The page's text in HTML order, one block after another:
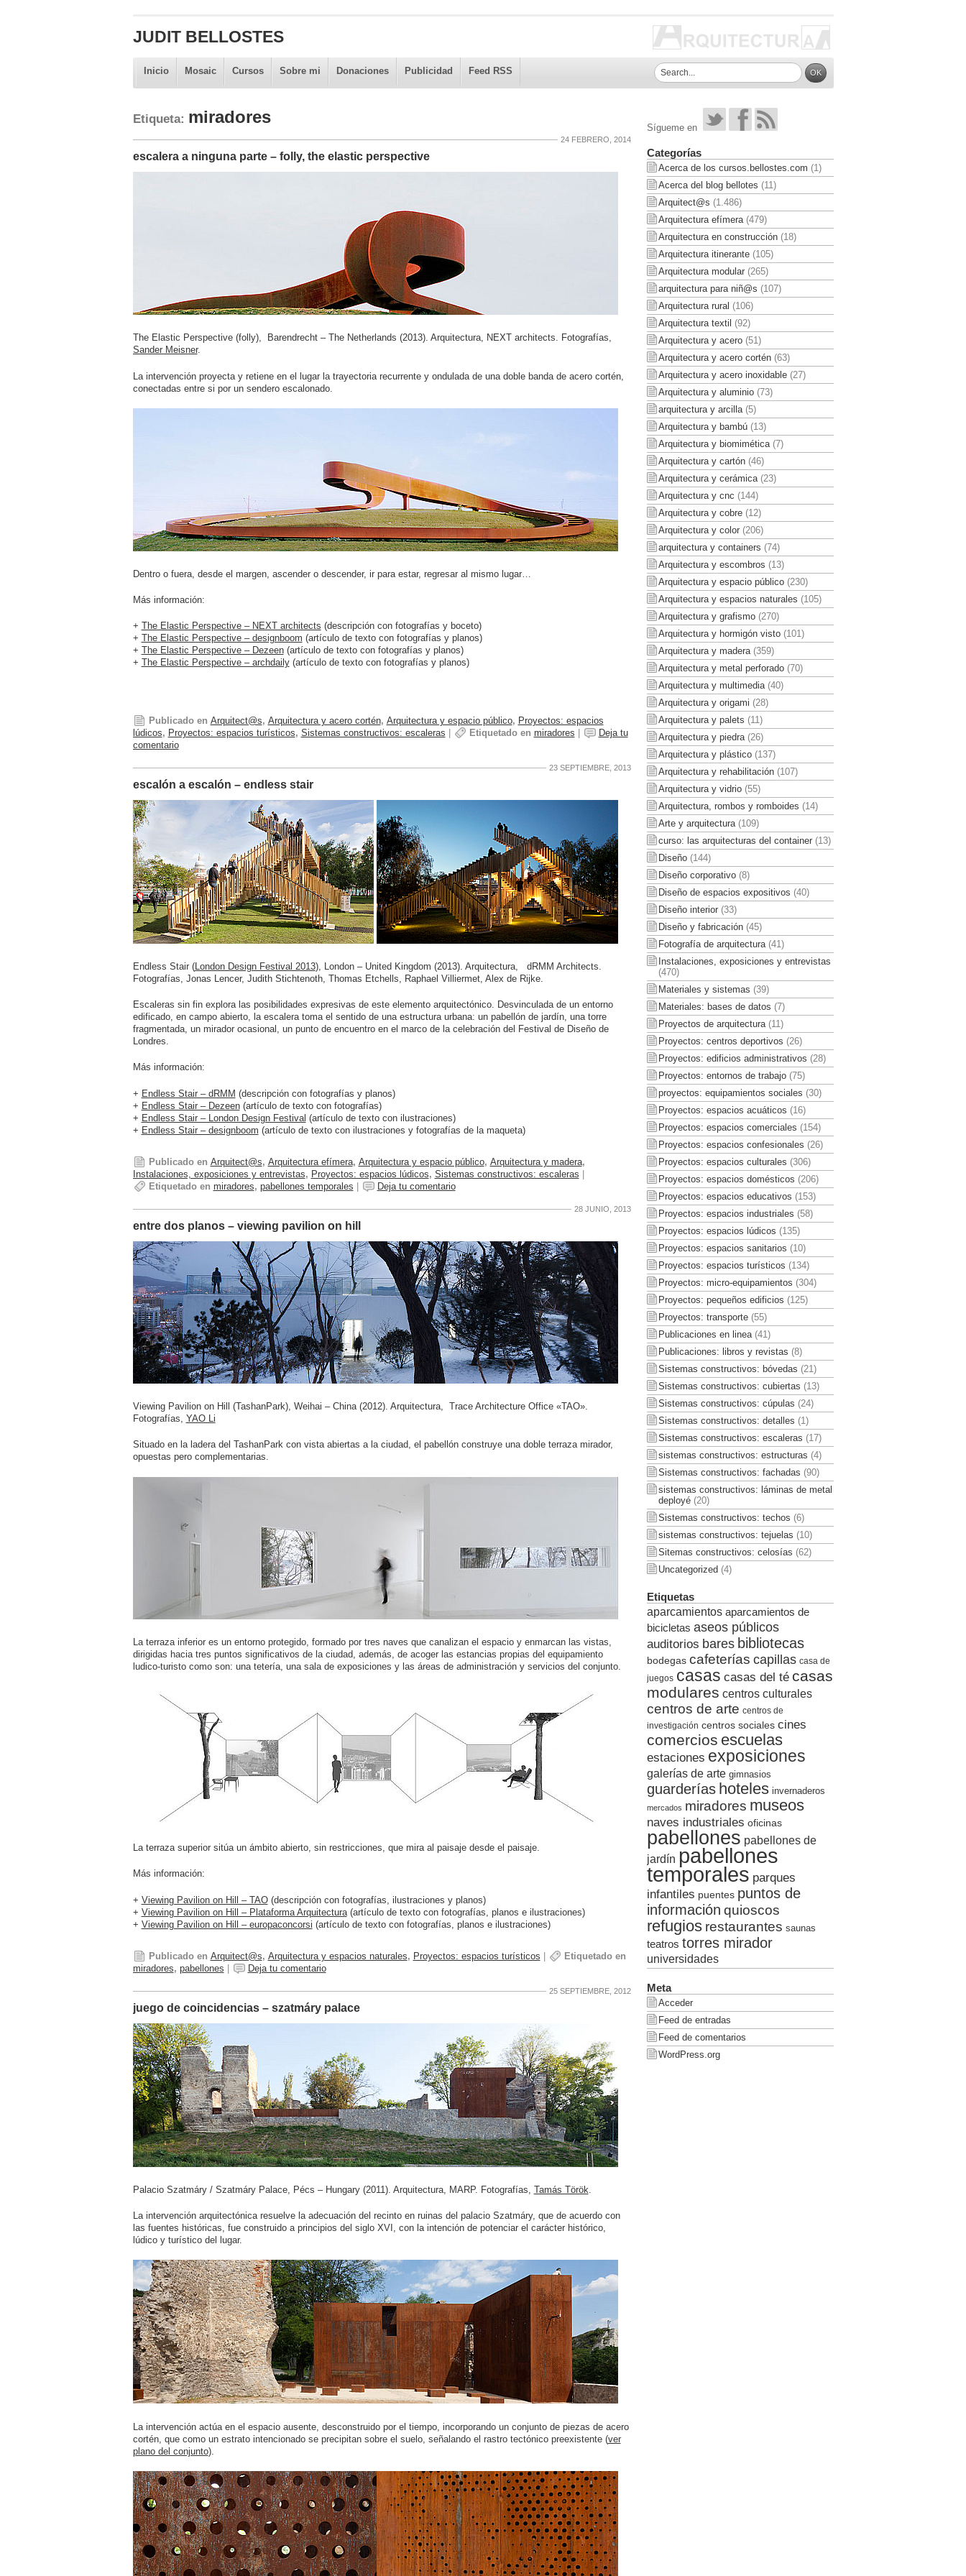
JUDIT BELLOSTES
Inicio Mosaic Cursos Sobre mi Donaciones Publicidad Feed RSS
Etiqueta: miradores
24 FEBRERO, 2014
escalera a ninguna parte – folly, the elastic perspective
The Elastic Perspective (folly), Barendrecht – The Netherlands (2013). Arquitectura, NEXT architects. Fotografías,
Sander Meisner.
La intervención proyecta y retiene en el lugar la trayectoria recurrente y ondulada de una doble banda de acero cortén,
conectadas entre si por un sendero escalonado.
Dentro o fuera, desde el margen, ascender o descender, ir para estar, regresar al mismo lugar…
Más información:
+ The Elastic Perspective – NEXT architects (descripción con fotografías y boceto)
+ The Elastic Perspective – designboom (artículo de texto con fotografías y planos)
+ The Elastic Perspective – Dezeen(artículo de texto con fotografías y planos)
+ The Elastic Perspective – archdaily(artículo de texto con fotografías y planos)
Publicado en Arquitect@s, Arquitectura y acero cortén, Arquitectura y espacio público, Proyectos: espacios
lúdicos, Proyectos: espacios turísticos, Sistemas constructivos: escaleras Etiquetado en miradores
Deja tu
comentario
23 SEPTIEMBRE, 2013
escalón a escalón – endless stair
Endless Stair (London Design Festival 2013), London – United Kingdom (2013). Arquitectura, dRMM Architects.
Fotografías, Jonas Lencer, Judith Stichtenoth, Thomas Etchells, Raphael Villiermet, Alex de Rijke.
Escaleras sin fin explora las posibilidades expresivas de este elemento arquitectónico. Desvinculada de un entorno
edificado, en campo abierto, la escalera toma el sentido de una estructura urbana: un pabellón de jardín, una torre
fragmentada, un mirador ocasional, un punto de encuentro en el marco de la celebración del Festival de Diseño de
Londres.
Más información:
+ Endless Stair – dRMM (descripción con fotografías y planos)
+ Endless Stair – Dezeen(artículo de texto con fotografías)
+ Endless Stair – London Design Festival (artículo de texto con ilustraciones)
+ Endless Stair – designboom (artículo de texto con ilustraciones y fotografías de la maqueta)
Publicado en Arquitect@s, Arquitectura efímera, Arquitectura y espacio público, Arquitectura y madera,
Instalaciones, exposiciones y entrevistas, Proyectos: espacios lúdicos, Sistemas constructivos: escaleras
Etiquetado en miradores, pabellones temporales Deja tu comentario
28 JUNIO, 2013
entre dos planos – viewing pavilion on hill
Viewing Pavilion on Hill (TashanPark), Weihai – China (2012). Arquitectura, Trace Architecture Office «TAO».
Fotografías, YAO Li
Situado en la ladera del TashanPark con vista abiertas a la ciudad, el pabellón construye una doble terraza mirador,
opuestas pero complementarias.
La terraza inferior es un entorno protegido, formado por tres naves que canalizan el espacio y enmarcan las vistas,
dirigidas hacia tres puntos significativos de la ciudad, además, de acoger las estancias propias del equipamiento
ludico-turisto como son: una tetería, una sala de exposiciones y las áreas de administración y servicios del conjunto.
La terraza superior sitúa un ámbito abierto, sin restricciones, que mira al paisaje desde el paisaje.
Más información:
+ Viewing Pavilion on Hill – TAO(descripción con fotografías, ilustraciones y planos)
+ Viewing Pavilion on Hill – Plataforma Arquitectura(artículo de texto con fotografías, planos e ilustraciones)
+ Viewing Pavilion on Hill – europaconcorsi (artículo de texto con fotografías, planos e ilustraciones)
Publicado en Arquitect@s, Arquitectura y espacios naturales, Proyectos: espacios turísticos
Etiquetado en
miradores, pabellones Deja tu comentario
25 SEPTIEMBRE, 2012
juego de coincidencias – szatmáry palace
Palacio Szatmáry / Szatmáry Palace, Pécs – Hungary (2011). Arquitectura, MARP. Fotografías, Tamás Török.
La intervención arquitectónica resuelve la adecuación del recinto en ruinas del palacio Szatmáry, que de acuerdo con
las fuentes históricas, fue construido a principios del siglo XVI, con la intención de potenciar el carácter histórico,
lúdico y turístico del lugar.
La intervención actúa en el espacio ausente, desconstruido por el tiempo, incorporando un conjunto de piezas de acero
cortén, que como un estrato intencionado se precipitan sobre el suelo, señalando el rastro tectónico preexistente (ver
plano del conjunto).
Sígueme en
Categorías
Acerca de los cursos.bellostes.com (1)
Acerca del blog bellotes (11)
Arquitect@s (1.486)
Arquitectura efímera(479)
Arquitectura en construcción(18)
Arquitectura itinerante(105)
Arquitectura modular(265)
arquitectura para niñ@s (107)
Arquitectura rural (106)
Arquitectura textil (92)
Arquitectura y acero(51)
Arquitectura y acero cortén(63)
Arquitectura y acero inoxidable(27)
Arquitectura y aluminio(73)
arquitectura y arcilla(5)
Arquitectura y bambú(13)
Arquitectura y biomimética(7)
Arquitectura y cartón(46)
Arquitectura y cerámica(23)
Arquitectura y cnc (144)
Arquitectura y cobre(12)
Arquitectura y color(206)
arquitectura y containers (74)
Arquitectura y escombros (13)
Arquitectura y espacio público(230)
Arquitectura y espacios naturales (105)
Arquitectura y grafismo(270)
Arquitectura y hormigón visto(101)
Arquitectura y madera(359)
Arquitectura y metal perforado(70)
Arquitectura y multimedia(40)
Arquitectura y origami (28)
Arquitectura y palets (11)
Arquitectura y piedra(26)
Arquitectura y plástico(137)
Arquitectura y rehabilitación(107)
Arquitectura y vidrio(55)
Arquitectura, rombos y romboides (14)
Arte y arquitectura(109)
curso: las arquitecturas del container(13)
Diseño(144)
Diseño corporativo(8)
Diseño de espacios expositivos (40)
Diseño interior(33)
Diseño y fabricación(45)
Fotografía de arquitectura(41)
Instalaciones, exposiciones y entrevistas
(470)
Materiales y sistemas (39)
Materiales: bases de datos (7)
Proyectos de arquitectura(11)
Proyectos: centros deportivos (26)
Proyectos: edificios administrativos (28)
Proyectos: entornos de trabajo(75)
proyectos: equipamientos sociales (30)
Proyectos: espacios acuáticos (16)
Proyectos: espacios comerciales (154)
Proyectos: espacios confesionales (26)
Proyectos: espacios culturales (306)
Proyectos: espacios domésticos (206)
Proyectos: espacios educativos (153)
Proyectos: espacios industriales (58)
Proyectos: espacios lúdicos (135)
Proyectos: espacios sanitarios (10)
Proyectos: espacios turísticos (134)
Proyectos: micro-equipamientos (304)
Proyectos: pequeños edificios (125)
Proyectos: transporte(55)
Publicaciones en linea(41)
Publicaciones: libros y revistas (8)
Sistemas constructivos: bóvedas (21)
Sistemas constructivos: cubiertas (13)
Sistemas constructivos: cúpulas (24)
Sistemas constructivos: detalles (1)
Sistemas constructivos: escaleras (17)
sistemas constructivos: estructuras (4)
Sistemas constructivos: fachadas (90)
sistemas constructivos: láminas de metal
deployé(20)
Sistemas constructivos: techos (6)
sistemas constructivos: tejuelas (10)
Sitemas constructivos: celosías (62)
Uncategorized(4)
Etiquetas
aparcamientos aparcamientos de
bicicletas aseos públicos
auditorios bares bibliotecas
bodegas cafeterías capillas casa de
juegos casas casas del té casas
modulares centros culturales
centros de arte centros de
investigación centros sociales cines
comercios escuelas
estaciones exposiciones
galerías de arte gimnasios
guarderías hoteles invernaderos
mercados miradores museos
naves industriales oficinas
pabellones pabellones de
jardín pabellones
temporales parques
infantiles puentes puntos de
información quioscos
refugios restaurantes saunas
teatros torres mirador
universidades
Meta
Acceder
Feed de entradas
Feed de comentarios
WordPress.org